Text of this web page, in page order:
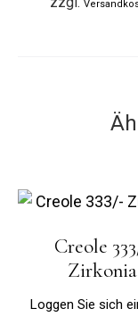
Creole
Zirkonia
Loggen Sie sich